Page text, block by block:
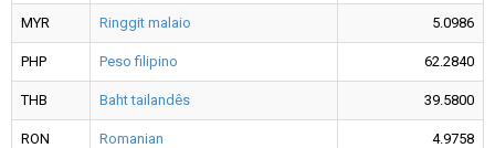
MYR Ringgit malaio 5.0986
PHP Peso filipino 62.2840
THB Baht tailandês 39.5800
RON Romanian 4.9758